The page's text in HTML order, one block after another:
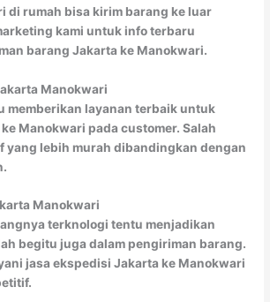
di rumah bisa kirim barang ke luar
kami untuk info terbaru
barang Jakarta ke Manokwari.
Manokwari
memberikan layanan terbaik untuk
Manokwari pada customer. Salah
yang lebih murah dibandingkan dengan
Manokwari
terknologi tentu menjadikan
begitu juga dalam pengiriman barang.
jasa ekspedisi Jakarta ke Manokwari